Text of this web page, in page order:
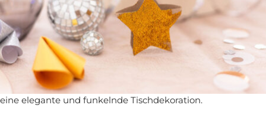
deine Silvester Deko basteln.Im Handumdrehen entsteht
daraus eine festliche Tischdeko, die richtig etwas hermacht.
Die Upcycling-Idee ist schnell umgesetzt, kostengünstig
und perfekt für ein entspanntes
Basteln für die Silvester
Dekoration– auch mit Kindern. Der Glitzer sorgt sofort für
eine elegante und funkelnde Tischdekoration.